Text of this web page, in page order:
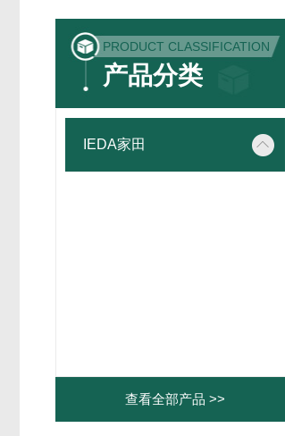
PRODUCT CLASSIFICATION
产品分类
IEDA家田
查看全部产品 >>